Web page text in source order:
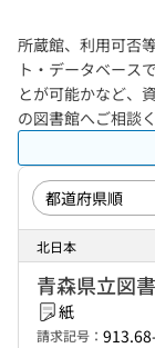
所蔵館、利用可否
ト・データベース
とが可能かなど、
の図書館へご相談
北日本
青森県立図
紙
請求記号：